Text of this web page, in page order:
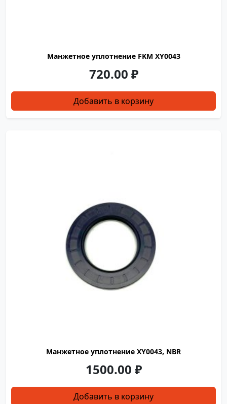
Манжетное уплотнение FKM XY0043
720.00 ₽
Добавить в корзину
Манжетное уплотнение XY0043, NBR
1500.00 ₽
Добавить в корзину